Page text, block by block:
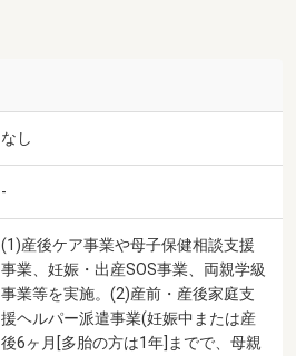
なし
-
(1)産後ケア事業や母子保健相談支援
事業、妊娠・出産SOS事業、両親学級
事業等を実施。(2)産前・産後家庭支
援ヘルパー派遣事業(妊娠中または産
後6ヶ月[多胎の方は1年]までで、母親